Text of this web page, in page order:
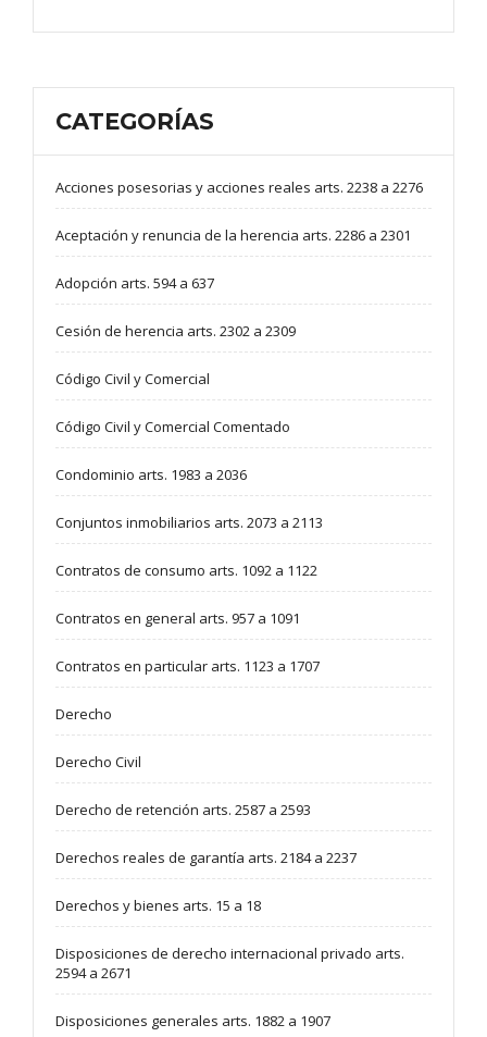
CATEGORÍAS
Acciones posesorias y acciones reales arts. 2238 a 2276
Aceptación y renuncia de la herencia arts. 2286 a 2301
Adopción arts. 594 a 637
Cesión de herencia arts. 2302 a 2309
Código Civil y Comercial
Código Civil y Comercial Comentado
Condominio arts. 1983 a 2036
Conjuntos inmobiliarios arts. 2073 a 2113
Contratos de consumo arts. 1092 a 1122
Contratos en general arts. 957 a 1091
Contratos en particular arts. 1123 a 1707
Derecho
Derecho Civil
Derecho de retención arts. 2587 a 2593
Derechos reales de garantía arts. 2184 a 2237
Derechos y bienes arts. 15 a 18
Disposiciones de derecho internacional privado arts.
2594 a 2671
Disposiciones generales arts. 1882 a 1907